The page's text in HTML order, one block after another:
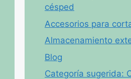
césped
Accesorios para
Almacenamiento
Blog
Categoría sugerida: